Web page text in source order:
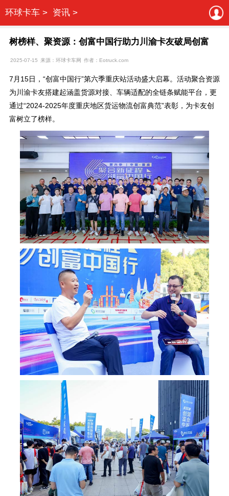
环球卡车 > 资讯 >
树榜样、聚资源：创富中国行助力川渝卡友破局创富
2025-07-15 来源：环球卡车网 作者：Eotruck.com
7月15日，“创富中国行”第六季重庆站活动盛大启幕。活动聚合资源
为川渝卡友搭建起涵盖货源对接、车辆适配的全链条赋能平台，更
通过“2024-2025年度重庆地区货运物流创富典范”表彰，为卡友创
富树立了榜样。